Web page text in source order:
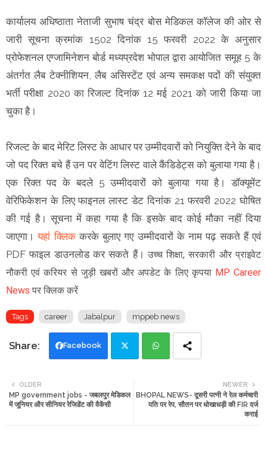
कार्यालय अधिष्ठाता नेताजी सुभाष चंद्र बोस मेडिकल कॉलेज की ओर से
जारी सूचना क्रमांक 1502 दिनांक 15 फरवरी 2022 के अनुसार
प्रोफेशनल एग्जामिनेशन बोर्ड मध्यप्रदेश भोपाल द्वारा आयोजित समूह 5 के
अंतर्गत लैब टेक्नीशियन, लैब असिस्टेंट एवं अन्य समकक्ष पदों की संयुक्त
भर्ती परीक्षा 2020 का रिजल्ट दिनांक 12 मई 2021 को जारी किया जा
चुका है।
रिजल्ट के बाद मेरिट लिस्ट के आधार पर उम्मीदवारों को नियुक्ति देने के बाद
जो पद रिक्त बचे हैं उन पर वेटिंग लिस्ट वाले कैंडिडेट्स को बुलाया गया है।
एक रिक्त पद के बदले 5 उम्मीदवारों को बुलाया गया है। डॉक्यूमेंट
वेरिफिकेशन के लिए फाइनल लास्ट डेट दिनांक 21 फरवरी 2022 घोषित
की गई है। सूचना में कहा गया है कि इसके बाद कोई मौका नहीं दिया
जाएगा।यहां क्लिककरके बुलाए गए उम्मीदवारों के नाम पढ़ सकते हैं एवं
PDF फाइल डाउनलोड कर सकते हैं। उच्च शिक्षा, सरकारी और प्राइवेट
नौकरी एवं करियर से जुड़ी खबरों और अपडेट के लिए कृपया MP Career
News पर क्लिक करें
Tags career Jabalpur mppeb news
Facebook
tte ats
NEWER
BHOPAL NEWS- दूसरी पत्नी ने रेल कर्मचारी
पति पर रेप, सौतन पर धोखाधड़ी की FIR दर्ज
कराई
OLDER
MP government jobs - जबलपुर मेडिकल
में जूनियर और सीनियर रेजिडेंट की वैकेंसी